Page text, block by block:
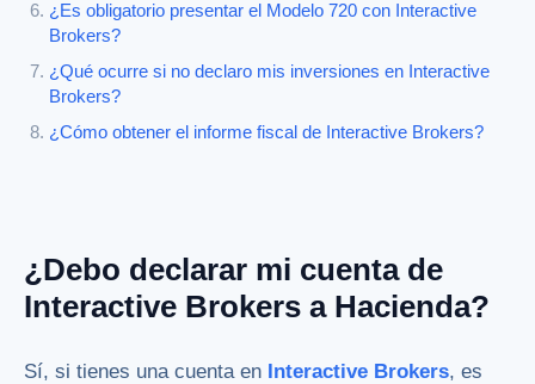
¿Es obligatorio presentar el Modelo 720 con Interactive
Brokers?
¿Qué ocurre si no declaro mis inversiones en Interactive
Brokers?
¿Cómo obtener el informe fiscal de Interactive Brokers?
¿Debo declarar mi cuenta de
Interactive Brokers a Hacienda?
Sí, si tienes una cuenta en Interactive Brokers, es